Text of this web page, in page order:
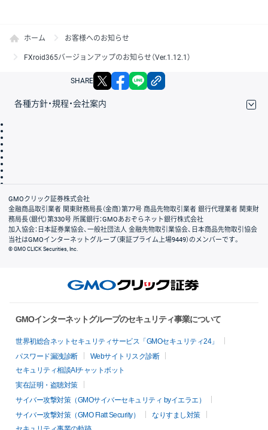
ホーム お客様へのお知らせ
FXroid365バージョンアップのお知らせ（Ver.1.12.1）
SHARE X facebook
各種方針・規程・会社案内
会社案内
GMOクリック証券株式会社
金融商品取引業者 関東財務局長（金商）第77号 商品先物取引業者 銀行代理業者 関東財
務局長（銀代）第330号 所属銀行：GMOあおぞらネット銀行株式会社
加入協会：日本証券業協会、一般社団法人 金融先物取引業協会、日本商品先物取引協会
当社はGMOインターネットグループ（東証プライム上場9449）のメンバーです。
© GMO CLICK Securities, Inc.
GMOインターネットグループのセキュリティ事業について
世界初総合ネットセキュリティサービス「GMOセキュリティ24」
パスワード漏洩診断
Webサイトリスク診断
セキュリティ相談AIチャットボット
実在証明・盗聴対策
サイバー攻撃対策（GMOサイバーセキュリティ byイエラエ）
サイバー攻撃対策（GMO Flatt Security）
なりすまし対策